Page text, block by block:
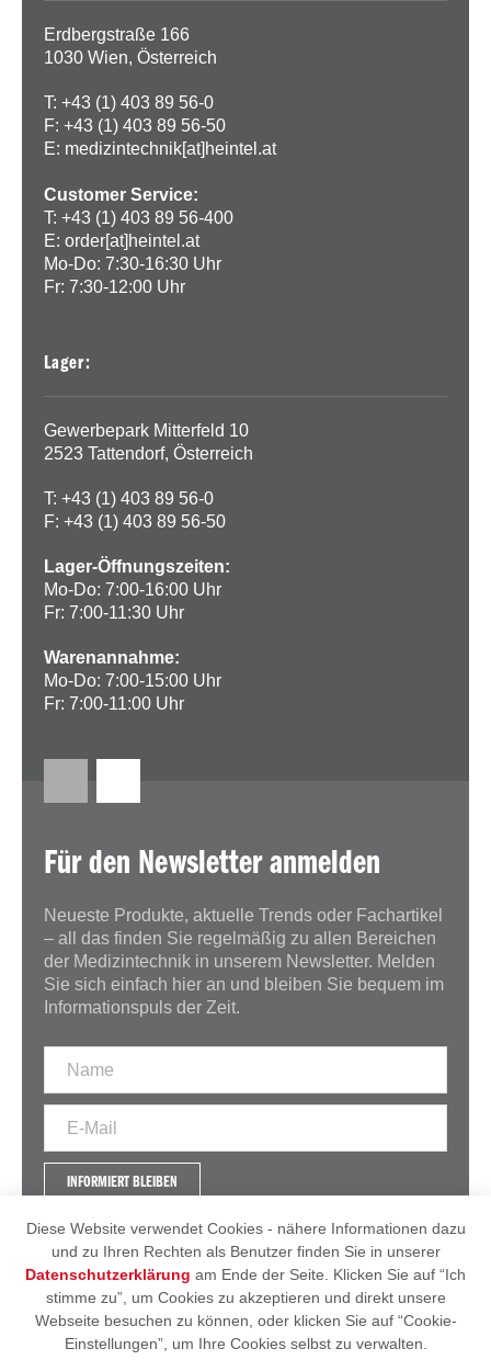
Erdbergstraße 166
1030 Wien, Österreich
T: +43 (1) 403 89 56-0
F: +43 (1) 403 89 56-50
E: medizintechnik[at]heintel.at
Customer Service:
T: +43 (1) 403 89 56-400
E: order[at]heintel.at
Mo-Do: 7:30-16:30 Uhr
Fr: 7:30-12:00 Uhr
Lager:
Gewerbepark Mitterfeld 10
2523 Tattendorf, Österreich
T: +43 (1) 403 89 56-0
F: +43 (1) 403 89 56-50
Lager-Öffnungszeiten:
Mo-Do: 7:00-16:00 Uhr
Fr: 7:00-11:30 Uhr
Warenannahme:
Mo-Do: 7:00-15:00 Uhr
Fr: 7:00-11:00 Uhr
Für den Newsletter anmelden
Neueste Produkte, aktuelle Trends oder Fachartikel
– all das finden Sie regelmäßig zu allen Bereichen
der Medizintechnik in unserem Newsletter. Melden
Sie sich einfach hier an und bleiben Sie bequem im
Informationspuls der Zeit.
INFORMIERT BLEIBEN
IMPRESSUM
AGB
DATENSCHUTZERKLÄRUNG
Diese Website verwendet Cookies - nähere Informationen dazu
und zu Ihren Rechten als Benutzer finden Sie in unserer
Datenschutzerklärung am Ende der Seite. Klicken Sie auf “Ich
stimme zu”, um Cookies zu akzeptieren und direkt unsere
Webseite besuchen zu können, oder klicken Sie auf “Cookie-
Einstellungen”, um Ihre Cookies selbst zu verwalten.